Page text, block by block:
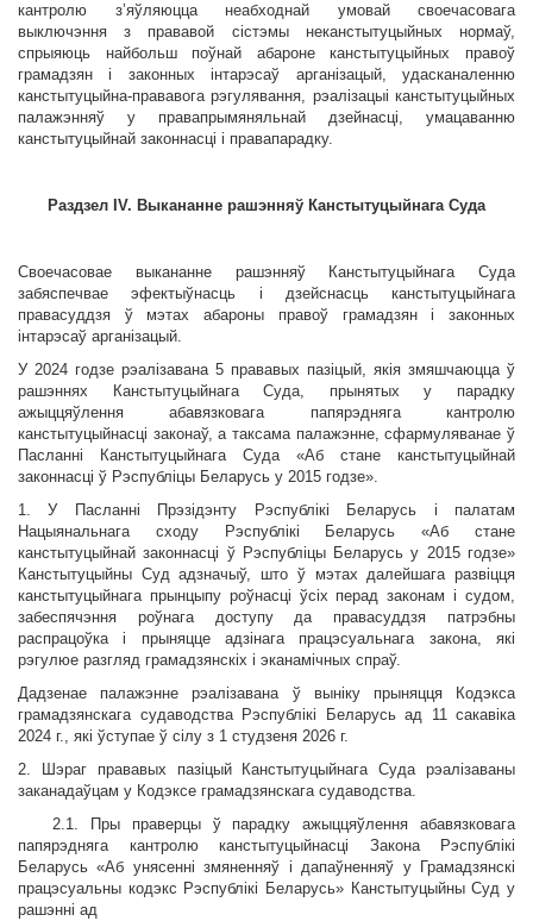
кантролю з’яўляюцца неабходнай умовай своечасовага
выключэння з прававой сістэмы неканстытуцыйных нормаў,
спрыяюць найбольш поўнай абароне канстытуцыйных правоў
грамадзян і законных інтарэсаў арганізацый, удасканаленню
канстытуцыйна-прававога рэгулявання, рэалізацыі канстытуцыйных
палажэнняў у правапрымяняльнай дзейнасці, умацаванню
канстытуцыйнай законнасці і правапарадку.
Раздзел IV. Выкананне рашэнняў Канстытуцыйнага Суда
Своечасовае выкананне рашэнняў Канстытуцыйнага Суда
забяспечвае эфектыўнасць і дзейснасць канстытуцыйнага
правасуддзя ў мэтах абароны правоў грамадзян і законных
інтарэсаў арганізацый.
У 2024 годзе рэалізавана 5 прававых пазіцый, якія змяшчаюцца ў
рашэннях Канстытуцыйнага Суда, прынятых у парадку
ажыццяўлення абавязковага папярэдняга кантролю
канстытуцыйнасці законаў, а таксама палажэнне, сфармуляванае ў
Пасланні Канстытуцыйнага Суда «Аб стане канстытуцыйнай
законнасці ў Рэспубліцы Беларусь у 2015 годзе».
1. У Пасланні Прэзідэнту Рэспублікі Беларусь і палатам
Нацыянальнага сходу Рэспублікі Беларусь «Аб стане
канстытуцыйнай законнасці ў Рэспубліцы Беларусь у 2015 годзе»
Канстытуцыйны Суд адзначыў, што ў мэтах далейшага развіцця
канстытуцыйнага прынцыпу роўнасці ўсіх перад законам і судом,
забеспячэння роўнага доступу да правасуддзя патрэбны
распрацоўка і прыняцце адзінага працэсуальнага закона, які
рэгулюе разгляд грамадзянскіх і эканамічных спраў.
Дадзенае палажэнне рэалізавана ў выніку прыняцця Кодэкса
грамадзянскага судаводства Рэспублікі Беларусь ад 11 сакавіка
2024 г., які ўступае ў сілу з 1 студзеня 2026 г.
2. Шэраг прававых пазіцый Канстытуцыйнага Суда рэалізаваны
заканадаўцам у Кодэксе грамадзянскага судаводства.
2.1. Пры праверцы ў парадку ажыццяўлення абавязковага
папярэдняга кантролю канстытуцыйнасці Закона Рэспублікі
Беларусь «Аб унясенні змяненняў і дапаўненняў у Грамадзянскі
працэсуальны кодэкс Рэспублікі Беларусь» Канстытуцыйны Суд у
рашэнні ад